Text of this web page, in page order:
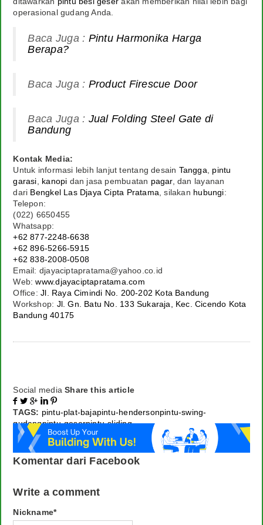
operasional gudang Anda.
Baca Juga : Pintu Harmonika Harga
Berapa?
Baca Juga : Product Firescue Door
Baca Juga : Jual Folding Steel Gate di
Bandung
Kontak Media:
Untuk informasi lebih lanjut tentang desain Tangga
pintu
garasi
kanopi dan jasa pembuatan pagar, dan layanan
dari Bengkel Las Djaya Cipta Pratama , silakan hubungi:
Telepon:
(022) 6650455
Whatsapp:
+62 877-2248-6638
+62 896-5266-5915
+62 838-2008-0508
Email: djayaciptapratama@yahoo.co.id
Web:www.djayaciptapratama.com
Office:Jl. Raya Cimindi No. 200-202 Kota Bandung
Workshop: Jl. Gn. Batu No. 133 Sukaraja, Kec. Cicendo Kota
Bandung 40175
Social media Share this article
    
TAGS: pintu-plat-bajapintu-hendersonpintu-swing-
gudangpintu-geserpintu-sliding
Komentar dari Facebook
Write a comment
Nickname*